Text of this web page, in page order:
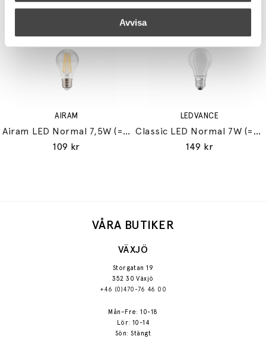
Avvisa
AIRAM
Airam LED Normal 7,5W (=60W) E27
109 kr
LEDVANCE
Classic LED Normal 7W (=60W) E27
149 kr
VÅRA BUTIKER
VÄXJÖ
Storgatan 19
352 30 Växjö
+46 (0)470-76 46 00
Mån–Fre: 10-18
Lör: 10-14
Sön: Stängt